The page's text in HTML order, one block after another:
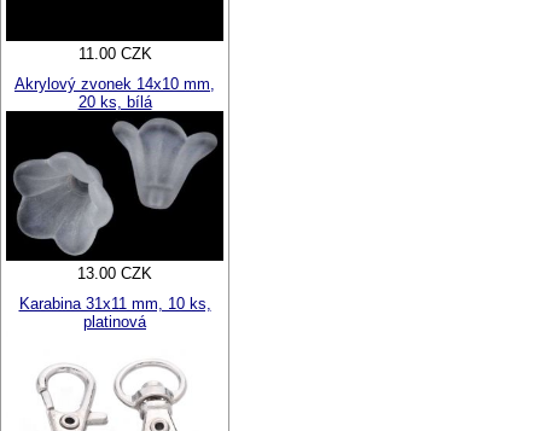
11.00 CZK
Akrylový zvonek 14x10 mm,
20 ks, bílá
13.00 CZK
Karabina 31x11 mm, 10 ks,
platinová